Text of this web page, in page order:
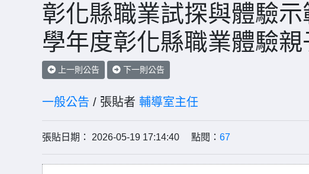
彰化縣職業試探與體驗
學年度彰化縣職業體驗親
上一則公告 下一則公告
一般公告 / 張貼者 輔導室主任
張貼日期： 2026-05-19 17:14:40 點閱： 67